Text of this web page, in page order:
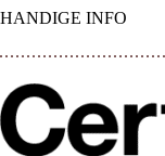
HANDIGE INFO